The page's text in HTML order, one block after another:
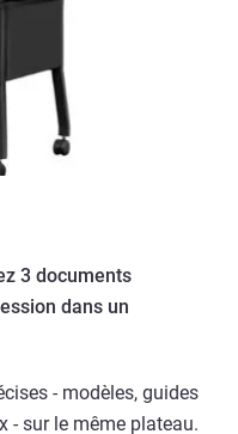
3 documents
dans un
- modèles, guides
- sur le même plateau.